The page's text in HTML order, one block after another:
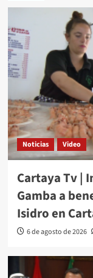
Noticias Video
Cartaya Tv |
Gamba a
Isidro en
6 de agosto de 2026